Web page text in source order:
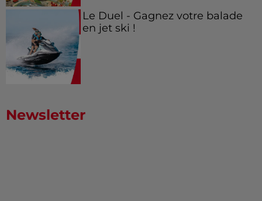
Le Duel - Gagnez votre balade
en jet ski !
Newsletter